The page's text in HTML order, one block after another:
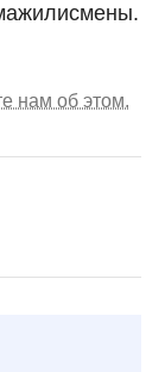
нам об этом.